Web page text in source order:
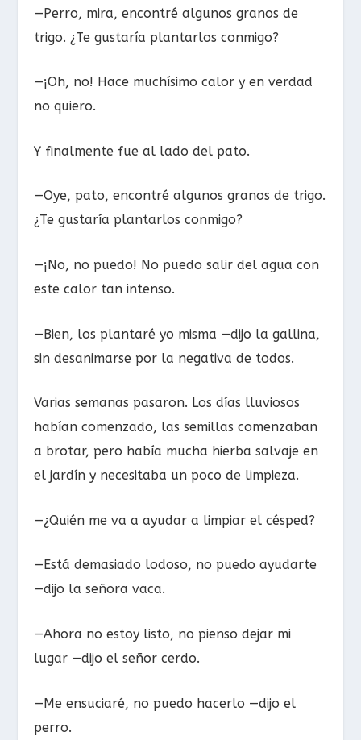
—Perro, mira, encontré algunos granos de
trigo. ¿Te gustaría plantarlos conmigo?
—¡Oh, no! Hace muchísimo calor y en verdad
no quiero.
Y finalmente fue al lado del pato.
—Oye, pato, encontré algunos granos de trigo.
¿Te gustaría plantarlos conmigo?
—¡No, no puedo! No puedo salir del agua con
este calor tan intenso.
—Bien, los plantaré yo misma —dijo la gallina,
sin desanimarse por la negativa de todos.
Varias semanas pasaron. Los días lluviosos
habían comenzado, las semillas comenzaban
a brotar, pero había mucha hierba salvaje en
el jardín y necesitaba un poco de limpieza.
—¿Quién me va a ayudar a limpiar el césped?
—Está demasiado lodoso, no puedo ayudarte
—dijo la señora vaca.
—Ahora no estoy listo, no pienso dejar mi
lugar —dijo el señor cerdo.
—Me ensuciaré, no puedo hacerlo —dijo el
perro.